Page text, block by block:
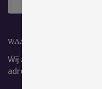
WAAR KUNT U ONS
Wij zijn het beste te
adres: